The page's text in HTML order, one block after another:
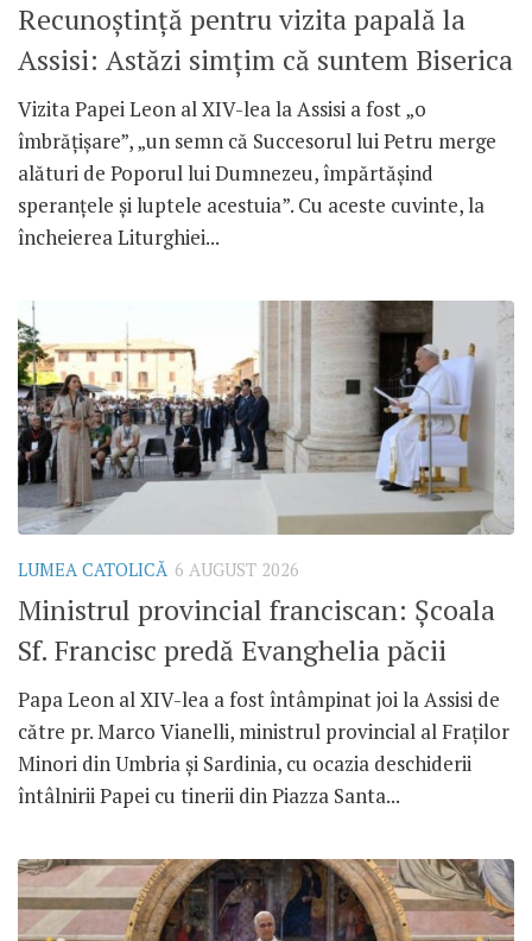
Recunoștință pentru vizita papală la
Assisi: Astăzi simțim că suntem Biserica
Vizita Papei Leon al XIV-lea la Assisi a fost „o
îmbrățișare”, „un semn că Succesorul lui Petru merge
alături de Poporul lui Dumnezeu, împărtășind
speranțele și luptele acestuia”. Cu aceste cuvinte, la
încheierea Liturghiei...
LUMEA CATOLICĂ 6 AUGUST 2026
Ministrul provincial franciscan: Școala
Sf. Francisc predă Evanghelia păcii
Papa Leon al XIV-lea a fost întâmpinat joi la Assisi de
către pr. Marco Vianelli, ministrul provincial al Fraților
Minori din Umbria și Sardinia, cu ocazia deschiderii
întâlnirii Papei cu tinerii din Piazza Santa...